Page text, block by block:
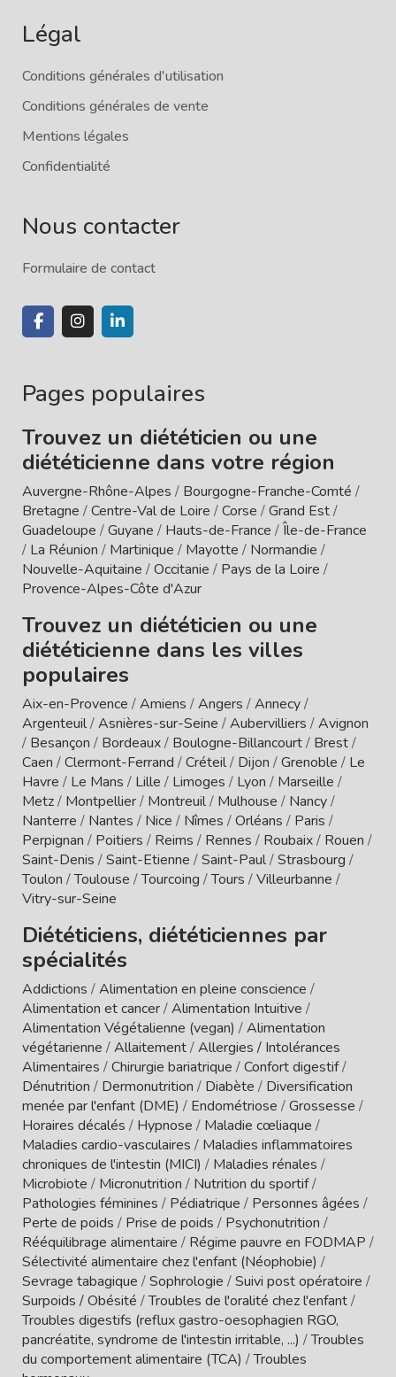
Légal
Conditions générales d'utilisation
Conditions générales de vente
Mentions légales
Confidentialité
Nous contacter
Formulaire de contact
Pages populaires
Trouvez un diététicien ou une
diététicienne dans votre région
Auvergne-Rhône-Alpes / Bourgogne-Franche-Comté /
Bretagne /Centre-Val de Loire /Corse /Grand Est/
Guadeloupe /Guyane / Hauts-de-France /Île-de-France
/ La Réunion / Martinique / Mayotte / Normandie /
Nouvelle-Aquitaine /Occitanie / Pays de la Loire /
Provence-Alpes-Côte d'Azur
Trouvez un diététicien ou une
diététicienne dans les villes
populaires
Aix-en-Provence /Amiens /Angers /Annecy/
Argenteuil/Asnières-sur-Seine /Aubervilliers /Avignon
/ Besançon / Bordeaux/ Boulogne-Billancourt/ Brest/
Caen /Clermont-Ferrand /Créteil/ Dijon /Grenoble / Le
Havre / Le Mans / Lille / Limoges / Lyon / Marseille /
Metz/ Montpellier/ Montreuil/ Mulhouse / Nancy/
Nanterre / Nantes / Nice / Nîmes /Orléans / Paris /
Perpignan / Poitiers / Reims / Rennes / Roubaix/ Rouen /
Saint-Denis /Saint-Etienne /Saint-Paul/Strasbourg /
Toulon /Toulouse /Tourcoing /Tours /Villeurbanne /
Vitry-sur-Seine
Diététiciens, diététiciennes par
spécialités
Addictions /Alimentation en pleine conscience /
Alimentation et cancer/Alimentation Intuitive /
Alimentation Végétalienne (vegan) /Alimentation
végétarienne /Allaitement/Allergies / Intolérances
Alimentaires /Chirurgie bariatrique /Confort digestif/
Dénutrition / Dermonutrition / Diabète / Diversification
menée par l'enfant (DME) / Endométriose /Grossesse /
Horaires décalés / Hypnose / Maladie cœliaque /
Maladies cardio-vasculaires / Maladies inflammatoires
chroniques de l'intestin (MICI) / Maladies rénales /
Microbiote / Micronutrition / Nutrition du sportif/
Pathologies féminines / Pédiatrique / Personnes âgées /
Perte de poids / Prise de poids / Psychonutrition /
Rééquilibrage alimentaire / Régime pauvre en FODMAP /
Sélectivité alimentaire chez l'enfant (Néophobie) /
Sevrage tabagique /Sophrologie /Suivi post opératoire /
Surpoids / Obésité /Troubles de l'oralité chez l'enfant/
Troubles digestifs (reflux gastro-oesophagien RGO,
pancréatite, syndrome de l'intestin irritable, ...) /Troubles
du comportement alimentaire (TCA) /Troubles